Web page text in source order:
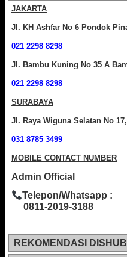
JAKARTA
Jl. KH Ashfar No 6 Pondok
021 2298 8298
Jl. Bambu Kuning No 35 A
021 2298 8298
SURABAYA
Jl. Raya Wiguna Selatan No
031 8785 3499
MOBILE CONTACT NUMBER
Admin Official
Telepon/Whatsapp :
0811-2019-3188
REKOMENDASI